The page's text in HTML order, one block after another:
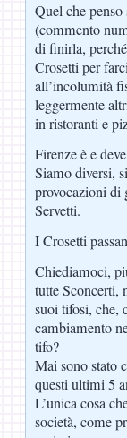
Quel che
(commento
di finirla,
Crosetti per
all’incolumità
leggermente
in ristoranti e
Firenze è e
Siamo diversi,
provocazioni di
Servetti.
I Crosetti
Chiediamoci,
tutte Sconcerti,
suoi tifosi, che,
cambiamento
tifo?
Mai sono stato
questi ultimi 5
L’unica cosa
società, come